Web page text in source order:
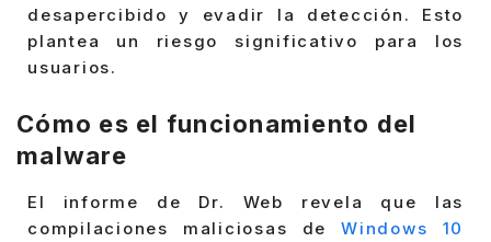
desapercibido y evadir la detección. Esto
plantea un riesgo significativo para los
usuarios.
Cómo es el funcionamiento del
malware
El informe de Dr. Web revela que las
compilaciones maliciosas deWindows 10